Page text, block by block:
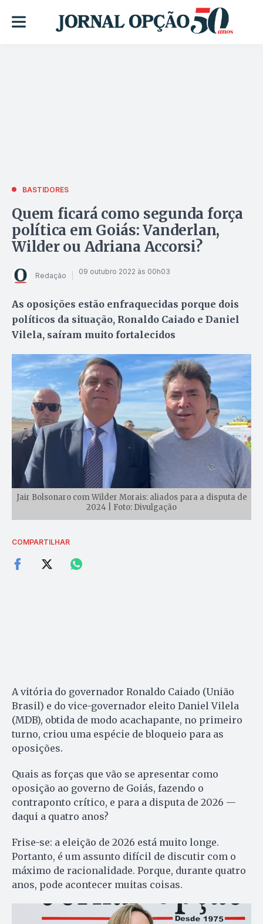
BASTIDORES
Quem ficará como segunda força
política em Goiás: Vanderlan,
Wilder ou Adriana Accorsi?
Redação 09 outubro 2022 às 00h03
As oposições estão enfraquecidas porque dois
políticos da situação, Ronaldo Caiado e Daniel
Vilela, saíram muito fortalecidos
Jair Bolsonaro com Wilder Morais: aliados para a disputa de
2024 | Foto: Divulgação
COMPARTILHAR
A vitória do governador Ronaldo Caiado (União
Brasil) e do vice-governador eleito Daniel Vilela
(MDB), obtida de modo acachapante, no primeiro
turno, criou uma espécie de bloqueio para as
oposições.
Quais as forças que vão se apresentar como
oposição ao governo de Goiás, fazendo o
contraponto crítico, e para a disputa de 2026 —
daqui a quatro anos?
Frise-se: a eleição de 2026 está muito longe.
Portanto, é um assunto difícil de discutir com o
máximo de racionalidade. Porque, durante quatro
anos, pode acontecer muitas coisas.